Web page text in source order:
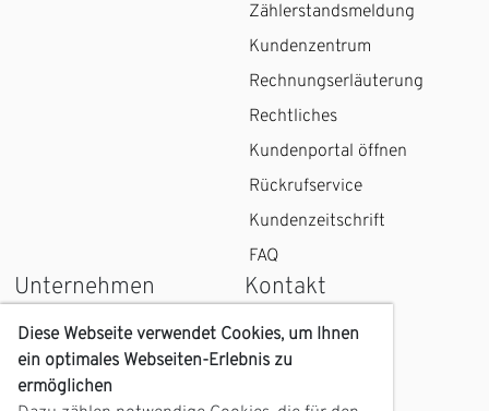
Zählerstandsmeldung
Kundenzentrum
Rechnungserläuterung
Rechtliches
Kundenportal öffnen
Rückrufservice
Kundenzeitschrift
FAQ
Unternehmen
Wir über uns
Karriere
Geschichte
Kontakt
Kontaktformular
Kundenzentrum
Diese Webseite verwendet Cookies, um Ihnen
ein optimales Webseiten-Erlebnis zu
ermöglichen